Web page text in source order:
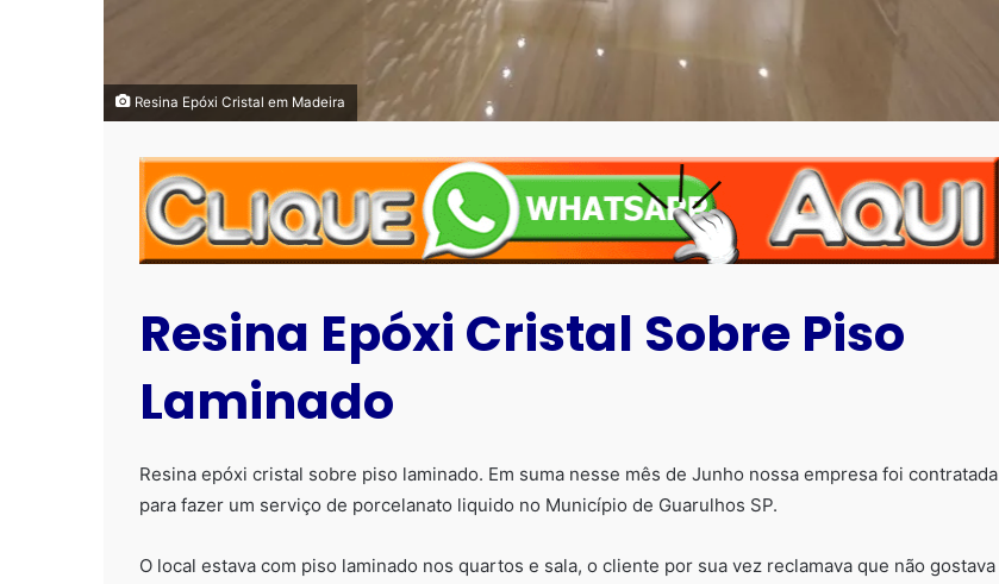
Resina Epóxi Cristal em Madeira
Resina Epóxi Cristal Sobre Piso
Laminado
Resina epóxi cristal sobre piso laminado. Em suma nesse mês de Junho nossa empresa foi contratada
para fazer um serviço de porcelanato liquido no Município de Guarulhos SP.
O local estava com piso laminado nos quartos e sala, o cliente por sua vez reclamava que não gostava